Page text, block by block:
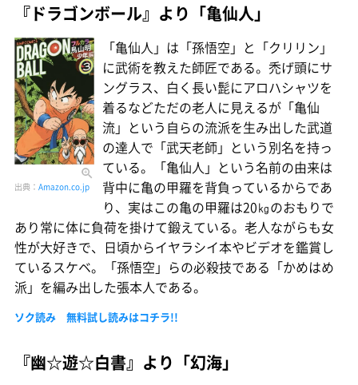
『ドラゴンボール』より「亀仙人」
出典： Amazon.co.jp
「亀仙人」は「孫悟空」と「クリリン」
に武術を教えた師匠である。禿げ頭にサ
ングラス、白く長い髭にアロハシャツを
着るなどただの老人に見えるが「亀仙
流」という自らの流派を生み出した武道
の達人で「武天老師」という別名を持っ
ている。「亀仙人」という名前の由来は
背中に亀の甲羅を背負っているからであ
り、実はこの亀の甲羅は20㎏のおもりで
あり常に体に負荷を掛けて鍛えている。老人ながらも女
性が大好きで、日頃からイヤラシイ本やビデオを鑑賞し
ているスケベ。「孫悟空」らの必殺技である「かめはめ
派」を編み出した張本人である。
ソク読み 無料試し読みはコチラ!!
『幽☆遊☆白書』より「幻海」